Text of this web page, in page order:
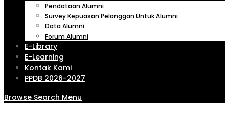
Pendataan Alumni
Survey Kepuasan Pelanggan Untuk Alumni
Data Alumni
Forum Alumni
E-Library
E-Learning
Kontak Kami
PPDB 2026-2027
Browse Search Menu